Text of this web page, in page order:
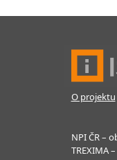
O projektu
NPI ČR –
TREXIMA